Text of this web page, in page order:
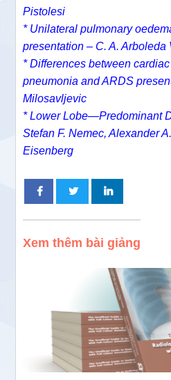
Pistolesi
* Unilateral pulmonary
presentation – C. A. Arboleda
* Differences between
pneumonia and ARDS
Milosavljevic
* Lower Lobe—Predominant
Stefan F. Nemec, Alexander
Eisenberg
Xem thêm bài giảng